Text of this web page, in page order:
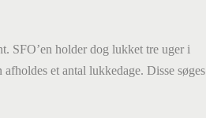
SFO’en holder dog lukket tre uger i
et antal lukkedage. Disse søges